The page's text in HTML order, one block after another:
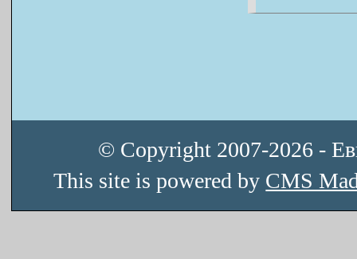
© Copyright 2007-2026 -
This site is powered by CMS